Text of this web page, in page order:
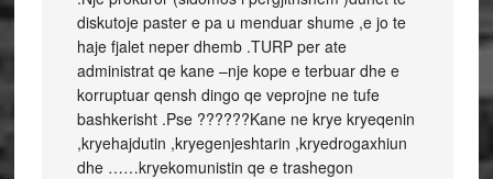
diskutoje paster e pa u menduar shume ,e jo te
haje fjalet neper dhemb .TURP per ate
administrat qe kane –nje kope e terbuar dhe e
korruptuar qensh dingo qe veprojne ne tufe
bashkerisht .Pse ??????Kane ne krye kryeqenin
,kryehajdutin ,kryegenjeshtarin ,kryedrogaxhiun
dhe ……kryekomunistin qe e trashegon